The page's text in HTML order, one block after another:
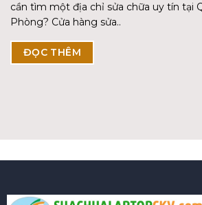
cần tìm một địa chỉ sửa chữa uy tín tại
Phòng? Cửa hàng sửa..
ĐỌC THÊM